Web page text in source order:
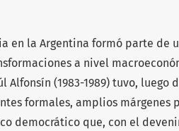
en la Argentina formó parte de
a nivel
Alfonsín (1983-1989) tuvo, luego
formales, amplios márgenes
democrático que, con el